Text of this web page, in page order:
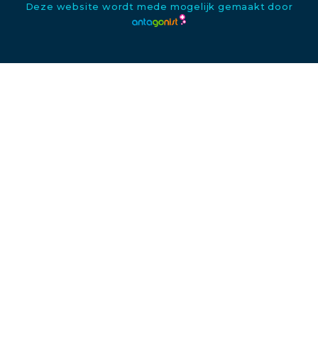
Deze website wordt mede mogelijk gemaakt door